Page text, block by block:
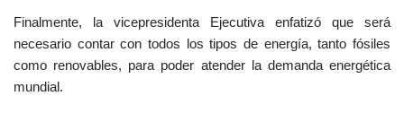
Finalmente, la vicepresidenta Ejecutiva enfatizó que será
necesario contar con todos los tipos de energía, tanto fósiles
como renovables, para poder atender la demanda energética
mundial.